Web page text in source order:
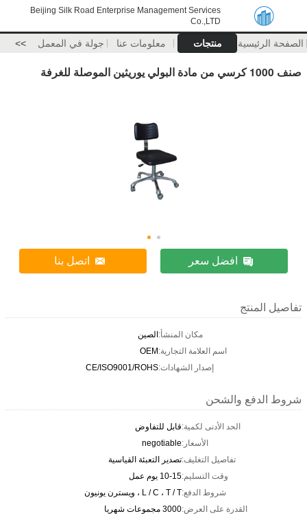
Beijing Silk Road Enterprise Management Services
Co.,LTD
الصفحة الرئيسية منتجات معلومات عنا جولة في المعمل >>
صنف 1000 كرسي من مادة البولي يوريثين الموصلة للغرفة
افضل سعر اتصل بنا
تفاصيل المنتج
مكان المنشأ:الصين
اسم العلامة التجارية:OEM
إصدار الشهادات:CE/ISO9001/ROHS
شروط الدفع والشحن
الحد الأدنى لكمية:قابل للتفاوض
الأسعار:negotiable
تفاصيل التغليف:تصدير التعبئة القياسية
وقت التسليم:10-15 يوم عمل
شروط الدفع:L / C ، T / T ، ويسترن يونيون
القدرة على العرض:3000 مجموعات شهريا